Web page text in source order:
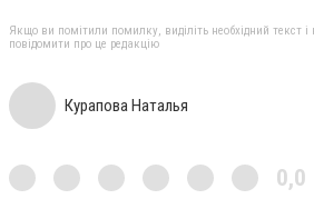
Якщо ви помітили помилку, виділіть необхідний текст
повідомити про це редакцію
Курапова Наталья
0,0